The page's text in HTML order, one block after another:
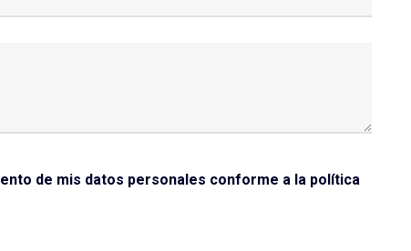
de mis datos personales conforme a la política